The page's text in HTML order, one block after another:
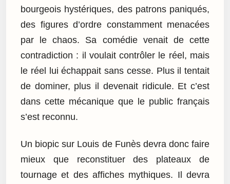
bourgeois hystériques, des patrons paniqués,
des figures d’ordre constamment menacées
par le chaos. Sa comédie venait de cette
contradiction : il voulait contrôler le réel, mais
le réel lui échappait sans cesse. Plus il tentait
de dominer, plus il devenait ridicule. Et c’est
dans cette mécanique que le public français
s’est reconnu.
Un biopic sur Louis de Funès devra donc faire
mieux que reconstituer des plateaux de
tournage et des affiches mythiques. Il devra